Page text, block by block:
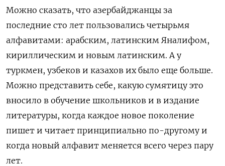
Можно сказать, что азербайджанцы за
последние сто лет пользовались четырьмя
алфавитами: арабским, латинским Яналифом,
кириллическим и новым латинским. А у
туркмен, узбеков и казахов их было еще больше.
Можно представить себе, какую сумятицу это
вносило в обучение школьников и в издание
литературы, когда каждое новое поколение
пишет и читает принципиально по-другому и
когда новый алфавит меняется всего через пару
лет.